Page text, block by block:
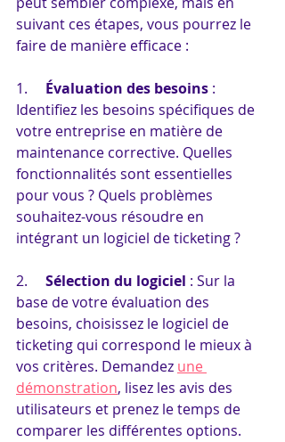
suivant ces étapes, vous pourrez le
faire de manière efficace :
1. Évaluation des besoins :
Identifiez les besoins spécifiques de
votre entreprise en matière de
maintenance corrective. Quelles
fonctionnalités sont essentielles
pour vous ? Quels problèmes
souhaitez-vous résoudre en
intégrant un logiciel de ticketing ?
2. Sélection du logiciel : Sur la
base de votre évaluation des
besoins, choisissez le logiciel de
ticketing qui correspond le mieux à
vos critères. Demandez une
démonstration, lisez les avis des
utilisateurs et prenez le temps de
comparer les différentes options.